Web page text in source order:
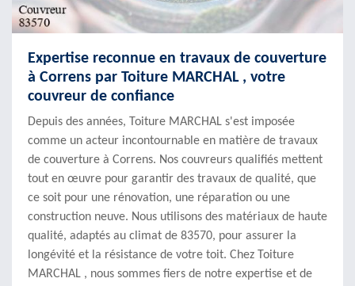
Expertise reconnue en travaux de couverture
à Correns par Toiture MARCHAL , votre
couvreur de confiance
Depuis des années, Toiture MARCHAL s'est imposée
comme un acteur incontournable en matière de travaux
de couverture à Correns. Nos couvreurs qualifiés mettent
tout en œuvre pour garantir des travaux de qualité, que
ce soit pour une rénovation, une réparation ou une
construction neuve. Nous utilisons des matériaux de haute
qualité, adaptés au climat de 83570, pour assurer la
longévité et la résistance de votre toit. Chez Toiture
MARCHAL , nous sommes fiers de notre expertise et de